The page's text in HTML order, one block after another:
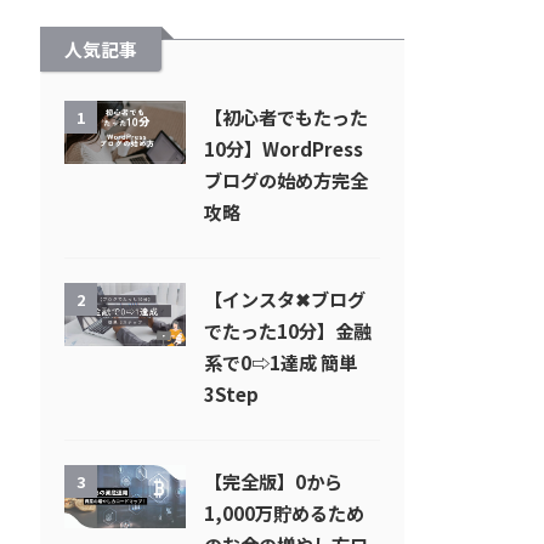
人気記事
1
【初心者でもたった
10分】WordPress
ブログの始め方完全
攻略
2
【インスタ✖︎ブログ
でたった10分】金融
系で0⇨1達成 簡単
3Step
3
【完全版】0から
1,000万貯めるため